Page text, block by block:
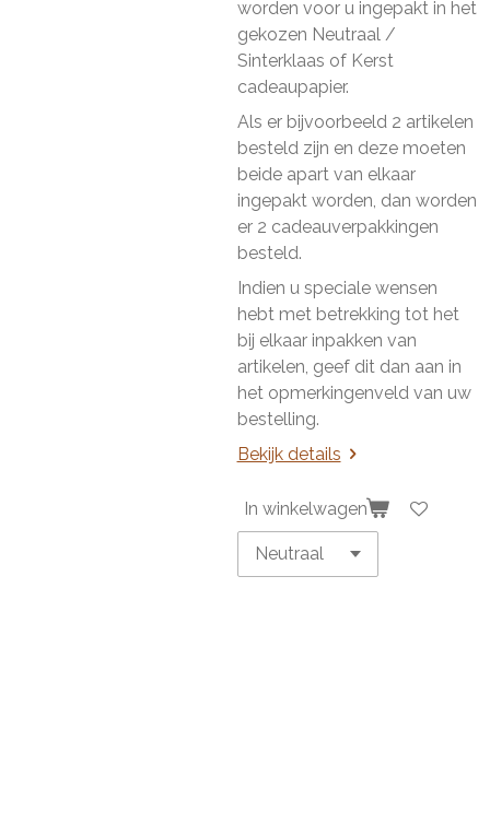
worden voor u ingepakt in het
gekozen Neutraal /
Sinterklaas of Kerst
cadeaupapier.
Als er bijvoorbeeld 2 artikelen
besteld zijn en deze moeten
beide apart van elkaar
ingepakt worden, dan worden
er 2 cadeauverpakkingen
besteld.
Indien u speciale wensen
hebt met betrekking tot het
bij elkaar inpakken van
artikelen, geef dit dan aan in
het opmerkingenveld van uw
bestelling.
Bekijk details
In winkelwagen